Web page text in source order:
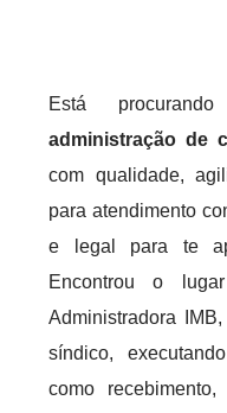
Está
administração de
com qualidade,
para atendimento
e legal para te
Encontrou o
Administradora
síndico,
como